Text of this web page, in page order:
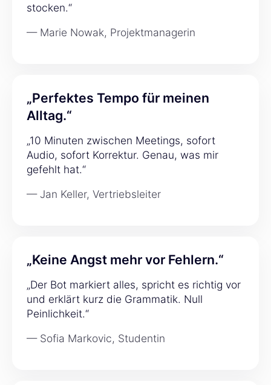
stocken.“
— Marie Nowak, Projektmanagerin
„Perfektes Tempo für meinen
Alltag.“
„10 Minuten zwischen Meetings, sofort
Audio, sofort Korrektur. Genau, was mir
gefehlt hat.“
— Jan Keller, Vertriebsleiter
„Keine Angst mehr vor Fehlern.“
„Der Bot markiert alles, spricht es richtig vor
und erklärt kurz die Grammatik. Null
Peinlichkeit.“
— Sofia Markovic, Studentin